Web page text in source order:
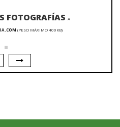
FOTOGRAFÍAS A
(PESO MÁXIMO 400KB)